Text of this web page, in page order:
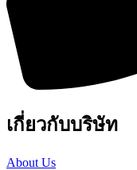
เกี่ยวกับบริษัท
About Us